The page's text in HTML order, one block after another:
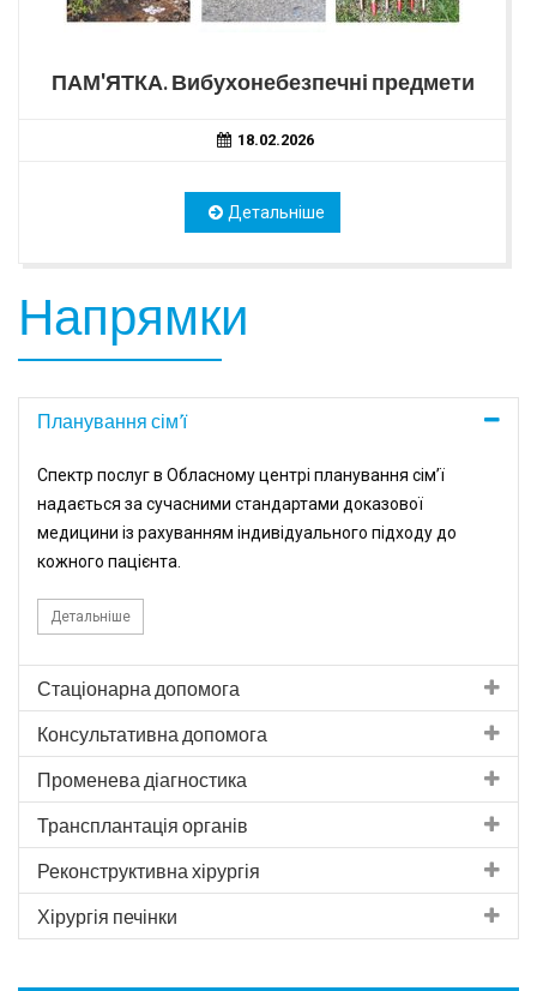
ПАМ'ЯТКА. Вибухонебезпечні предмети
18.02.2026
Детальніше
Напрямки
Планування сім’ї
Спектр послуг в Обласному центрі планування сім’ї
надається за сучасними стандартами доказової
медицини із рахуванням індивідуального підходу до
кожного пацієнта.
Детальніше
Стаціонарна допомога
Консультативна допомога
Променева діагностика
Трансплантація органів
Реконструктивна хірургія
Хірургія печінки